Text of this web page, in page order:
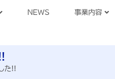
NEWS 事業内容
た!!